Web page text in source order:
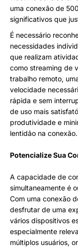
uma conexão de
significativos que
É necessário
necessidades
que realizam
como streaming de
trabalho remoto,
velocidade
rápida e sem
de uso mais
produtividade e
lentidão na conexão.
Potencialize Sua
A capacidade de
simultaneamente é
Com uma conexão
desfrutar de uma
vários dispositivos
especialmente
múltiplos usuários,